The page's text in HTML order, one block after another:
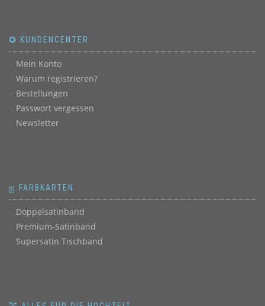
✪ KUNDENCENTER
Mein Konto
Warum registrieren?
Bestellungen
Passwort vergessen
Newsletter
ஐ FARBKARTEN
Doppelsatinband
Premium-Satinband
Supersatin Tischband